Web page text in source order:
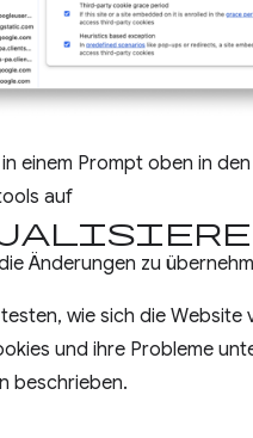
in einem Prompt oben in den
auf
Änderungen zu
wie sich die Website
und ihre Probleme
beschrieben.